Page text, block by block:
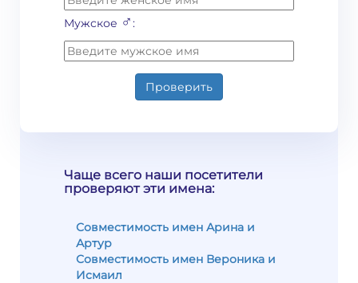
Мужское ♂:
Проверить
Чаще всего наши посетители
проверяют эти имена:
Совместимость имен Арина и
Артур
Совместимость имен Вероника и
Исмаил